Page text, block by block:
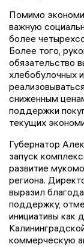
Помимо
важную
более
Более того,
обязательство
хлебобулочных
сниженным
поддержки
текущих
Губернатор
запуск
развитие
региона.
выразил
поддержку,
инициативы как
коммерческую